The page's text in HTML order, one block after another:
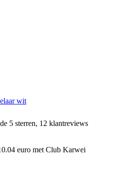
wit
5 sterren, 12 klantreviews
euro met Club Karwei